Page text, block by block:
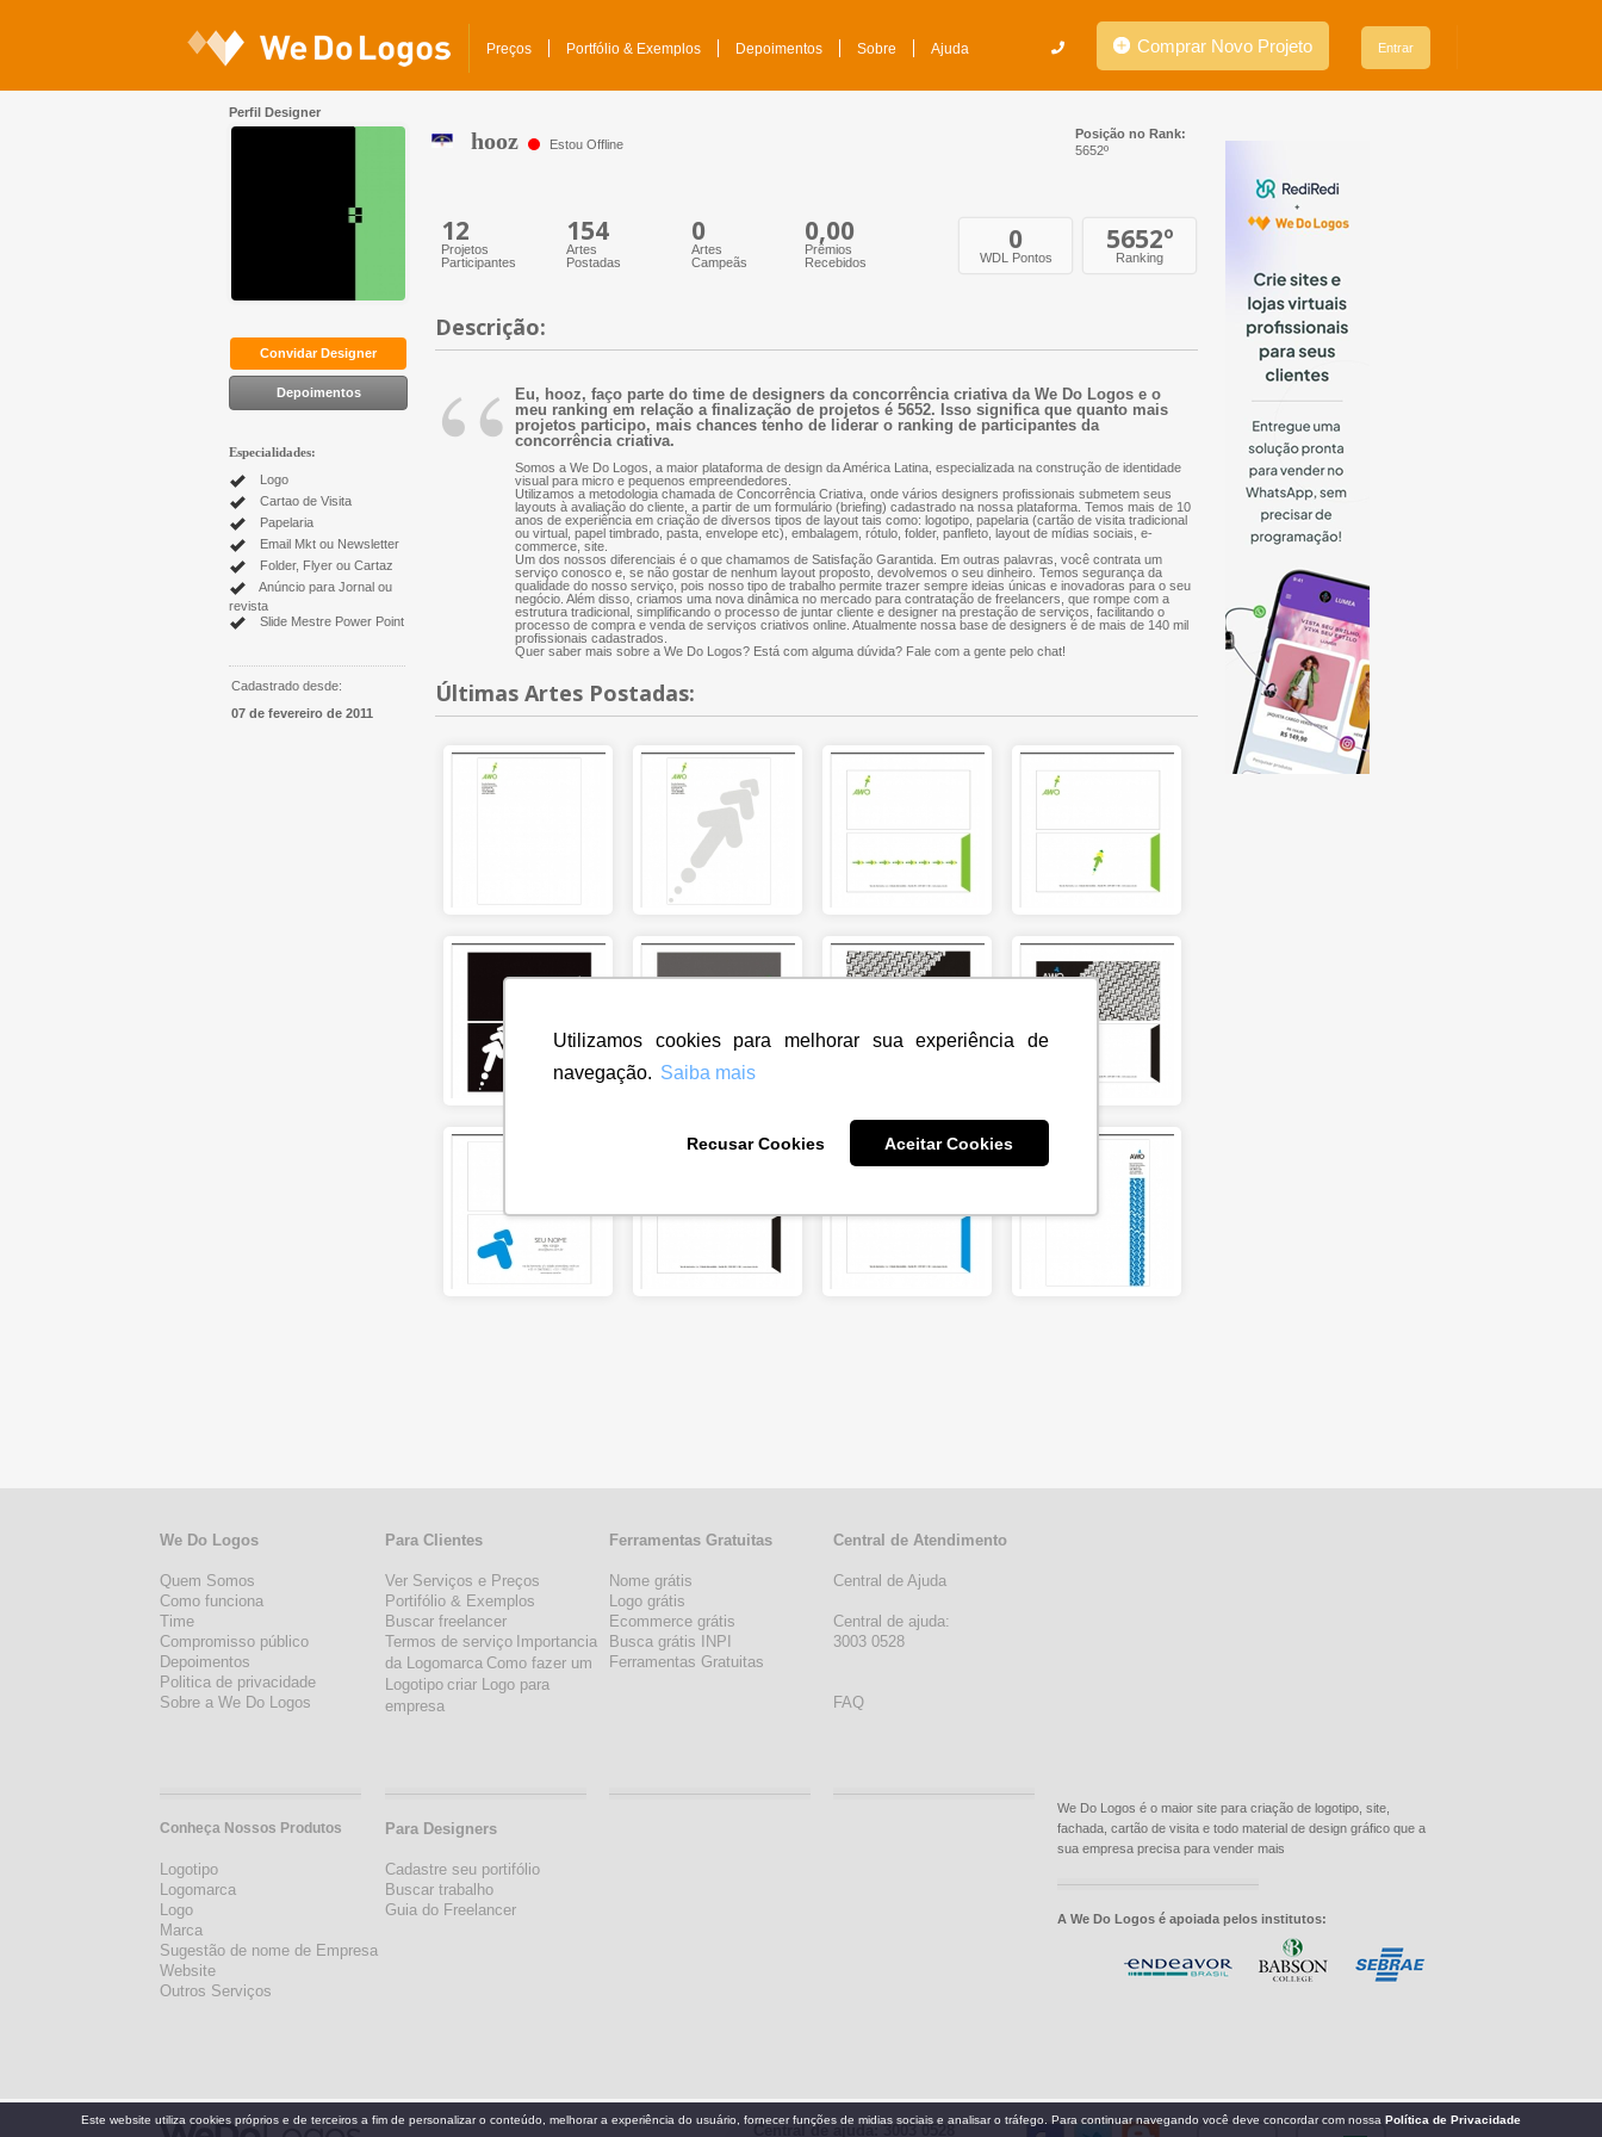
Utilizamos cookies para melhorar sua experiência de
navegação. Saiba mais
Recusar Cookies Aceitar Cookies
Preços Portfólio & Exemplos Depoimentos Sobre Ajuda Comprar Novo Projeto Entrar
Convidar Designer
Depoimentos
Especialidades:
Logo
Cartao de Visita
Papelaria
Email Mkt ou Newsletter
Folder, Flyer ou Cartaz
Anúncio para Jornal ou
revista
Slide Mestre Power Point
Cadastrado desde:
07 de fevereiro de 2011
hooz Estou Offline
Posição no Rank:
5652º
Perfil Designer
12
Projetos
Participantes
154
Artes
Postadas
0
Artes
Campeãs
0,00
Prêmios
Recebidos
0
WDL Pontos
5652º
Ranking
Descrição:
“
Eu, hooz, faço parte do time de designers da concorrência criativa da We Do Logos e o
meu ranking em relação a finalização de projetos é 5652. Isso significa que quanto mais
projetos participo, mais chances tenho de liderar o ranking de participantes da
concorrência criativa.
Somos a We Do Logos, a maior plataforma de design da América Latina, especializada na construção de identidade
visual para micro e pequenos empreendedores.
Utilizamos a metodologia chamada de Concorrência Criativa, onde vários designers profissionais submetem seus
layouts à avaliação do cliente, a partir de um formulário (briefing) cadastrado na nossa plataforma. Temos mais de 10
anos de experiência em criação de diversos tipos de layout tais como: logotipo, papelaria (cartão de visita tradicional
ou virtual, papel timbrado, pasta, envelope etc), embalagem, rótulo, folder, panfleto, layout de mídias sociais, e-
commerce, site.
Um dos nossos diferenciais é o que chamamos de Satisfação Garantida. Em outras palavras, você contrata um
serviço conosco e, se não gostar de nenhum layout proposto, devolvemos o seu dinheiro. Temos segurança da
qualidade do nosso serviço, pois nosso tipo de trabalho permite trazer sempre ideias únicas e inovadoras para o seu
negócio. Além disso, criamos uma nova dinâmica no mercado para contratação de freelancers, que rompe com a
estrutura tradicional, simplificando o processo de juntar cliente e designer na prestação de serviços, facilitando o
processo de compra e venda de serviços criativos online. Atualmente nossa base de designers é de mais de 140 mil
profissionais cadastrados.
Quer saber mais sobre a We Do Logos? Está com alguma dúvida? Fale com a gente pelo chat!
Últimas Artes Postadas:
We Do Logos
Quem Somos
Como funciona
Time
Compromisso público
Depoimentos
Politica de privacidade
Sobre a We Do Logos
Conheça Nossos Produtos
Logotipo
Logomarca
Logo
Marca
Sugestão de nome de Empresa
Website
Outros Serviços
Para Clientes
Ver Serviços e Preços
Portifólio & Exemplos
Buscar freelancer
Termos de serviço Importancia
da Logomarca Como fazer um
Logotipo criar Logo para
empresa
Para Designers
Cadastre seu portifólio
Buscar trabalho
Guia do Freelancer
Ferramentas Gratuitas
Nome grátis
Logo grátis
Ecommerce grátis
Busca grátis INPI
Ferramentas Gratuitas
Central de Atendimento
Central de Ajuda
Central de ajuda:
3003 0528
FAQ
We Do Logos é o maior site para criação de logotipo, site,
fachada, cartão de visita e todo material de design gráfico que a
sua empresa precisa para vender mais
A We Do Logos é apoiada pelos institutos:
Central de ajuda: 3003 0528